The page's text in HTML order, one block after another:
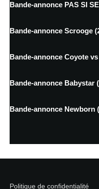
Bande-annonce PAS SI
Bande-annonce Scrooge
Bande-annonce Coyote
Bande-annonce Babystar
Bande-annonce Newborn
Politique de confidentialité